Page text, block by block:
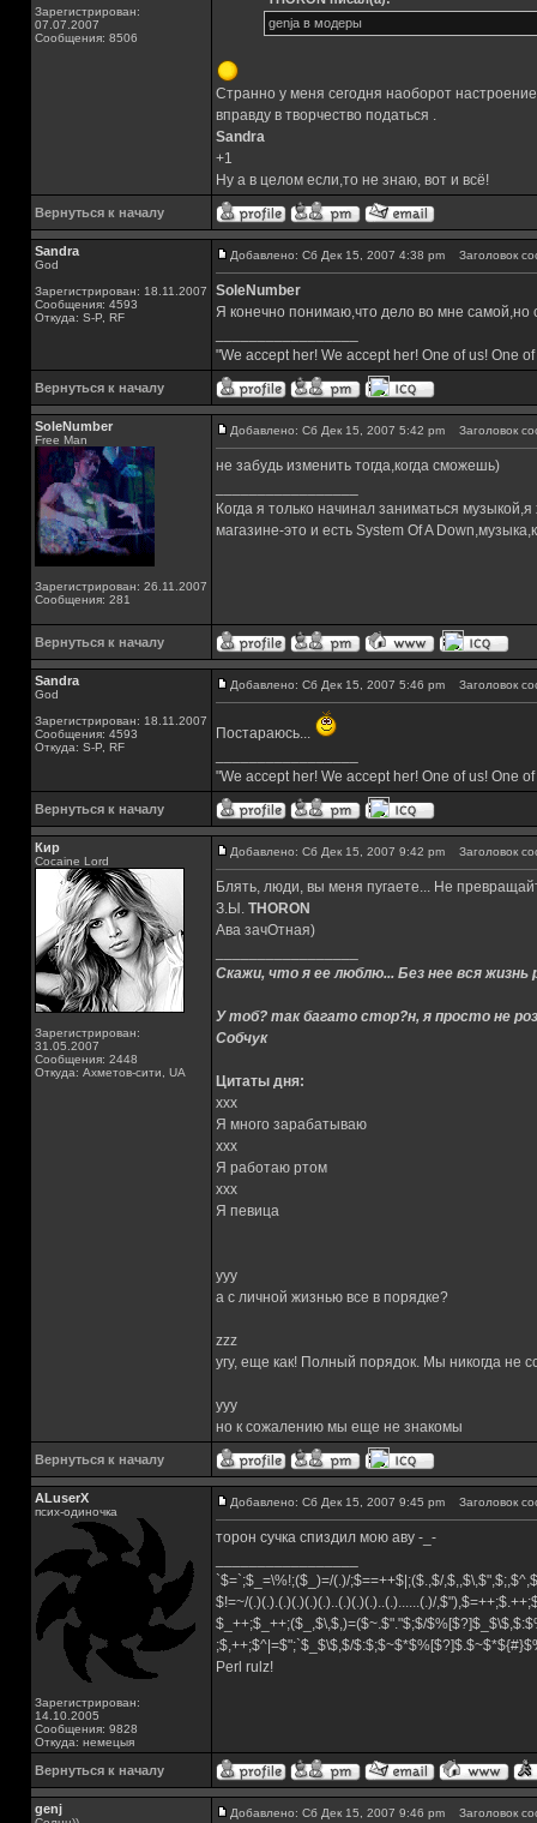
Зарегистрирован:
07.07.2007
Сообщения: 8506
genja в модеры
Странно у меня сегодня наоборот
вправду в творчество податься .
Sandra
+1
Ну а в целом если,то не знаю, вот и всё!
Вернуться к началу
Sandra
God
Зарегистрирован: 18.11.2007
Сообщения: 4593
Откуда: S-P, RF
Добавлено: Сб Дек 15, 2007 4:38 pm Заголовок
SoleNumber
Я конечно понимаю,что дело во мне самой,но
"We accept her! We accept her! One of us! One
Вернуться к началу
SoleNumber
Free Man
Зарегистрирован: 26.11.2007
Сообщения: 281
Добавлено: Сб Дек 15, 2007 5:42 pm Заголовок
не забудь изменить тогда,когда сможешь)
Когда я только начинал заниматься
магазине-это и есть System Of A
Вернуться к началу
Sandra
God
Зарегистрирован: 18.11.2007
Сообщения: 4593
Откуда: S-P, RF
Добавлено: Сб Дек 15, 2007 5:46 pm Заголовок
Постараюсь...
"We accept her! We accept her! One of us! One
Вернуться к началу
Кир
Cocaine Lord
Зарегистрирован:
31.05.2007
Сообщения: 2448
Откуда: Ахметов-сити, UA
Добавлено: Сб Дек 15, 2007 9:42 pm Заголовок
Блять, люди, вы меня пугаете... Не
З.Ы. THORON
Ава зачОтная)
Скажи, что я ее люблю... Без нее вся жизнь
У тоб? так багато стор?н, я просто не
Собчук
Цитаты дня:
xxx
Я много зарабатываю
xxx
Я работаю ртом
xxx
Я певица
yyy
а с личной жизнью все в порядке?
zzz
угу, еще как! Полный порядок. Мы никогда не
yyy
но к сожалению мы еще не знакомы
Вернуться к началу
ALuserX
псих-одиночка
Зарегистрирован:
14.10.2005
Сообщения: 9828
Откуда: немецыя
Добавлено: Сб Дек 15, 2007 9:45 pm Заголовок
торон сучка спиздил мою аву -_-
`$=`;$_=\%!;($_)=/(.)/;$==++$|;($.,$/
$!=~/(.)(.).(.)(.)(.)(.)..(.)(.)(.)..(.)......(.)/
$_++;$_++;($_,$\,$,)=($~.$"."$;$/
;$,++;$^|=$";`$_$\$,$/
Perl rulz!
Вернуться к началу
genj Добавлено: Сб Дек 15, 2007 9:46 pm Заголовок